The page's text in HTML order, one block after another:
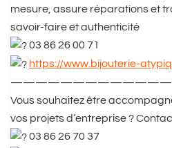
mesure, assure réparations et
savoir-faire et authenticité
03 86 26 00 71
https://www.bijouterie-
Vous souhaitez être
vos projets d’entreprise ?
03 86 26 70 37